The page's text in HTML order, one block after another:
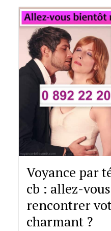
Voyance par
cb : allez-
rencontrer
charmant ?